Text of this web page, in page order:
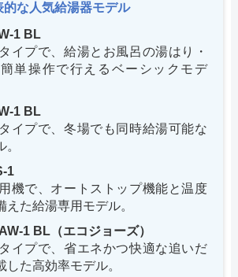
的な人気給湯器モデル
1 BL
イプで、給湯とお風呂の湯はり・
単操作で行えるベーシックモデ
1 BL
イプで、冬場でも同時給湯可能な
1
機で、オートストップ機能と温度
えた給湯専用モデル。
1 BL（エコジョーズ）
イプで、省エネかつ快適な追いだ
した高効率モデル。